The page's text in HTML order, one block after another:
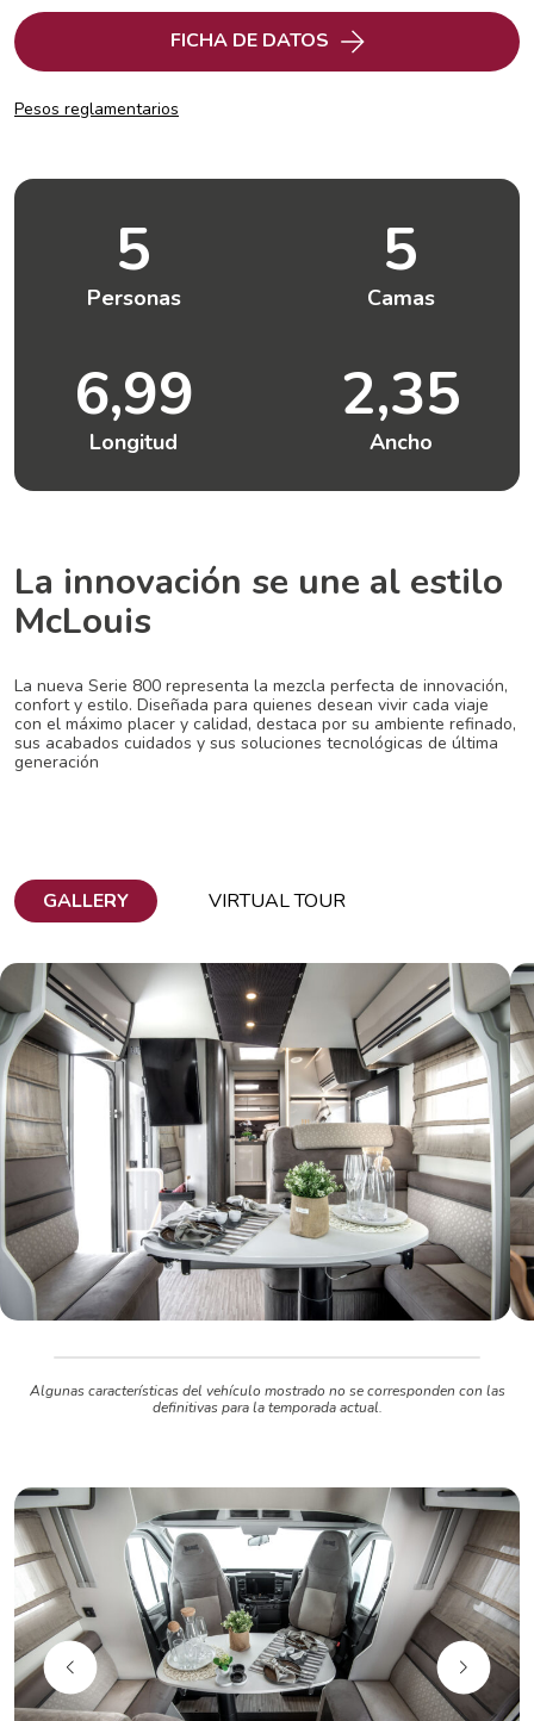
FICHA DE DATOS
Pesos reglamentarios
5
Personas
5
Camas
6,99
Longitud
2,35
Ancho
La innovación se une al estilo
McLouis
La nueva Serie 800 representa la mezcla perfecta de innovación,
confort y estilo. Diseñada para quienes desean vivir cada viaje
con el máximo placer y calidad, destaca por su ambiente refinado,
sus acabados cuidados y sus soluciones tecnológicas de última
generación
GALLERY VIRTUAL TOUR
Algunas características del vehículo mostrado no se corresponden con las
definitivas para la temporada actual.